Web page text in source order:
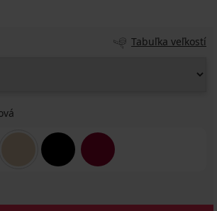
Tabuľka veľkostí